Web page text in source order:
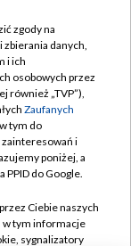
zgody na
danych,
i ich
osobowych przez
również „TVP”),
Zaufanych
tym do
i
poniżej, a
PPID do Google.
Ciebie naszych
w tym informacje
sygnalizatory